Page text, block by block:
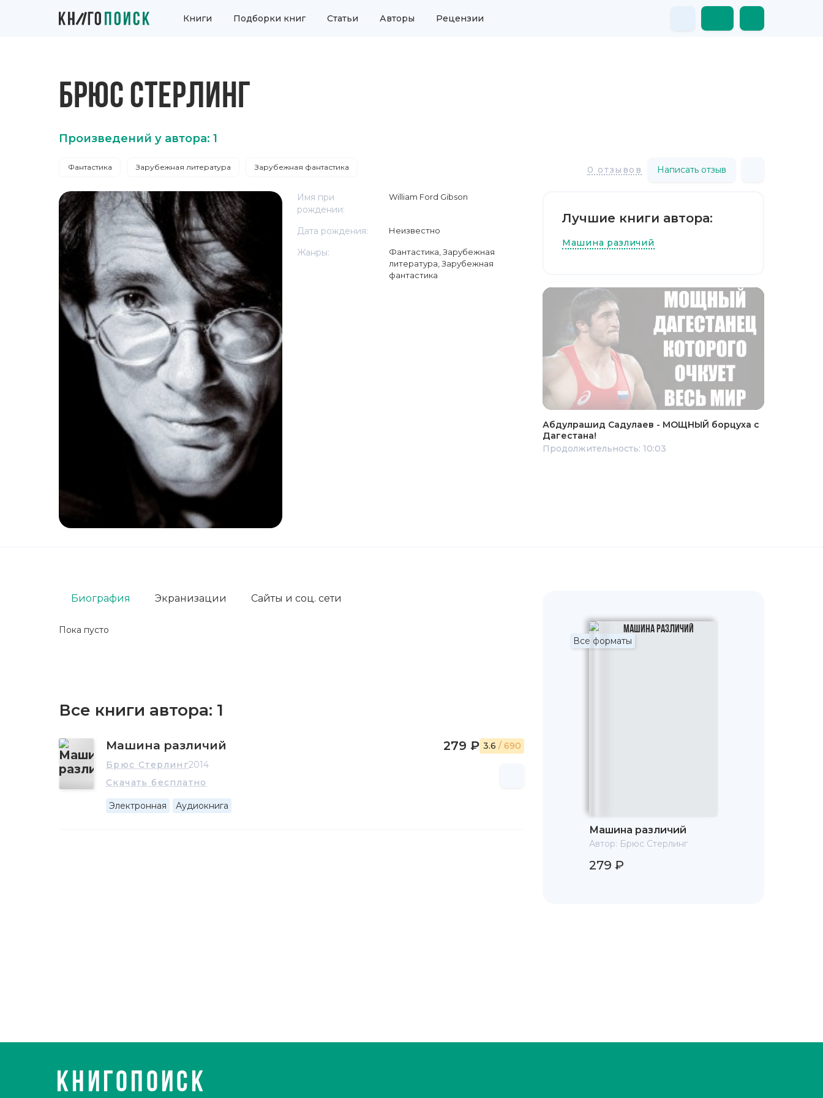
Книги Подборки книг Статьи Авторы Рецензии
БРЮС СТЕРЛИНГ
Произведений у автора: 1
Фантастика Зарубежная литература Зарубежная фантастика 0 отзывов Написать отзыв
Имя при
рождении:
William Ford Gibson
Дата рождения: Неизвестно
Жанры: Фантастика Зарубежная
литература Зарубежная
фантастика
Лучшие книги автора:
Машина различий
Абдулрашид Садулаев - МОЩНЫЙ борцуха с
Дагестана!
Продолжительность: 10:03
Пока пусто
Биография Экранизации Сайты и соц. сети
Все книги автора: 1
Машина различий
Брюс Стерлинг2014
Скачать бесплатно
Электронная Аудиокнига
279 ₽ 3.6 / 690
Все форматы
Машина различий
Автор: Брюс Стерлинг
279 ₽
КНИГОПОИСК